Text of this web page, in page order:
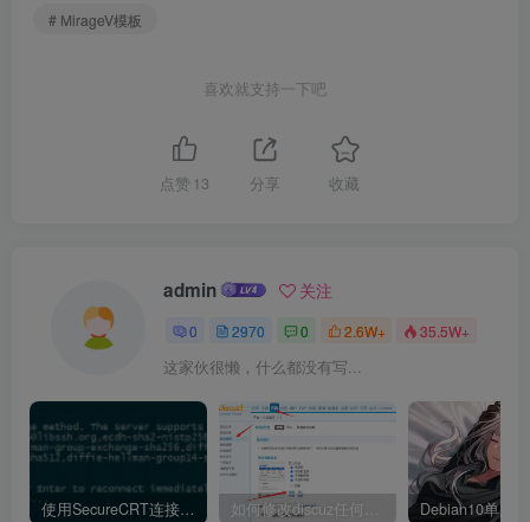
# MirageV模板
喜欢就支持一下吧
点赞 13 分享 收藏
admin 关注
0 2970 0 2.6W+ 35.5W+
这家伙很懒，什么都没有写...
使用SecureCRT连接Ubuntu20.04报错：Key exchange failed. No compatible key exchange method. 如何修改discuz任何模板的编辑器默认字体类型和默认字体大小